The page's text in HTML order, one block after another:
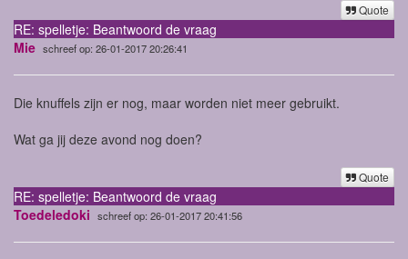
Quote
RE: spelletje: Beantwoord de vraag
Mie schreef op: 26-01-2017 20:26:41
Die knuffels zijn er nog, maar worden niet meer gebruikt.
Wat ga jij deze avond nog doen?
Quote
RE: spelletje: Beantwoord de vraag
Toedeledoki schreef op: 26-01-2017 20:41:56